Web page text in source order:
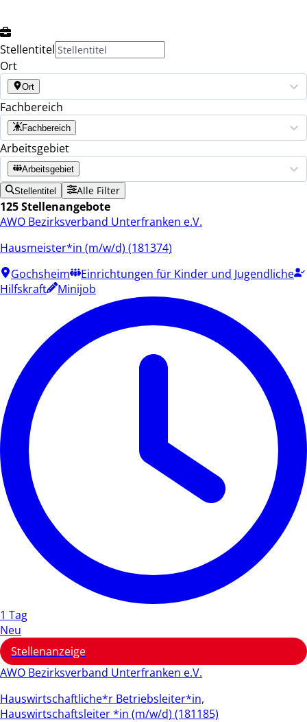
Stellentitel
Ort
Ort
Fachbereich
Fachbereich
Arbeitsgebiet
Arbeitsgebiet
Stellentitel Alle Filter
125 Stellenangebote
AWO Bezirksverband Unterfranken e.V.
Hausmeister*in (m/w/d) (181374)
Gochsheim
Einrichtungen für Kinder und Jugendliche
Hilfskraft
Minijob
1 Tag
Neu
Stellenanzeige
AWO Bezirksverband Unterfranken e.V.
Hauswirtschaftliche*r Betriebsleiter*in,
Hauswirtschaftsleiter *in (m/w/d) (181185)